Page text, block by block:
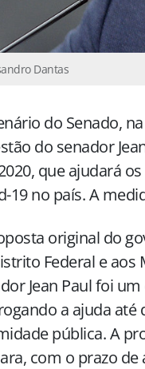
Dantas
do Senado,
do senador
que ajudará
19 no país. A
original do
Federal e
Jean Paul foi
a ajuda até
pública. A
com o prazo